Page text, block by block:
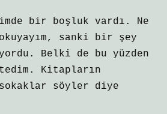
bir boşluk vardı. Ne
sanki bir şey
Belki de bu yüzden
Kitapların
söyler diye